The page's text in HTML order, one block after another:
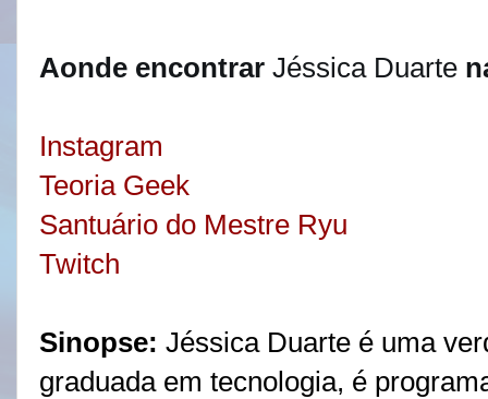
Aonde encontrar Jéssica Duarte
Instagram
Teoria Geek
Santuário do Mestre Ryu
Twitch
Sinopse: Jéssica Duarte é uma
graduada em tecnologia, é